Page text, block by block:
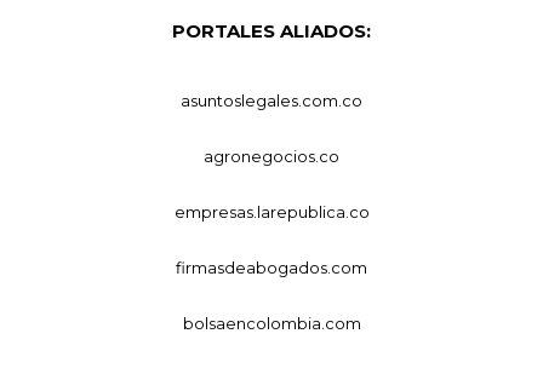
PORTALES ALIADOS:
asuntoslegales.com.co
agronegocios.co
empresas.larepublica.co
firmasdeabogados.com
bolsaencolombia.com